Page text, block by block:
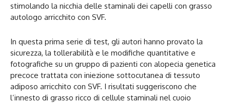
stimolando la nicchia delle staminali dei capelli con grasso
autologo arricchito con SVF.
In questa prima serie di test, gli autori hanno provato la
sicurezza, la tollerabilità e le modifiche quantitative e
fotografiche su un gruppo di pazienti con alopecia genetica
precoce trattata con iniezione sottocutanea di tessuto
adiposo arricchito con SVF. I risultati suggeriscono che
l’innesto di grasso ricco di cellule staminali nel cuoio